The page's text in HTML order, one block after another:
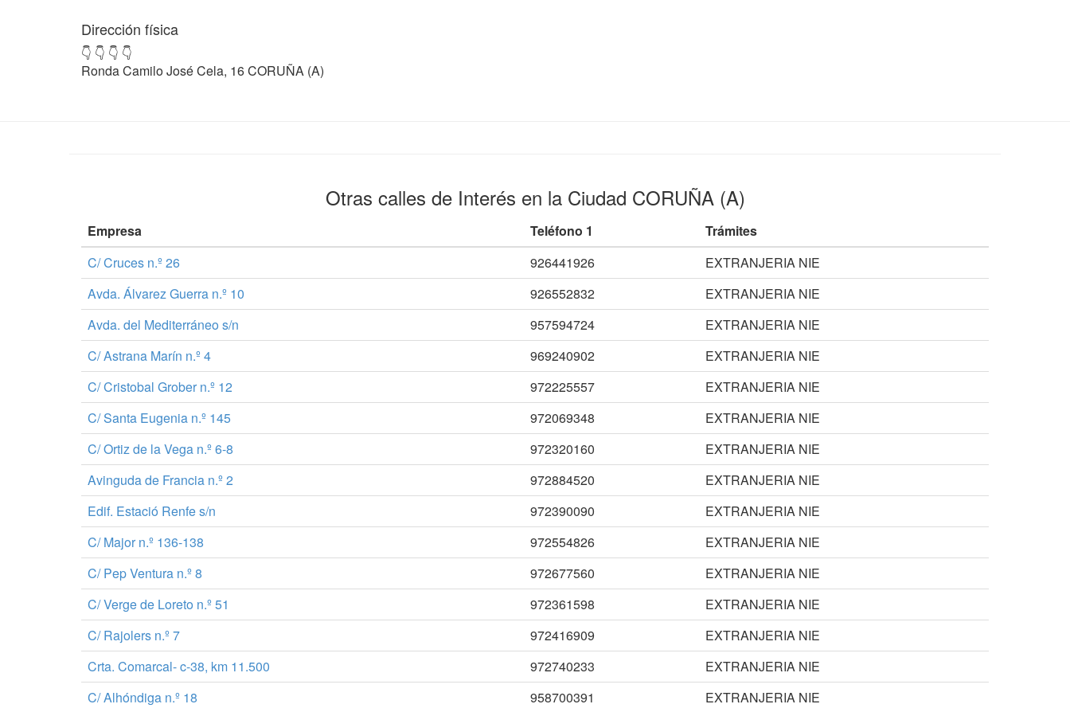
Dirección física
👇 👇 👇 👇
Ronda Camilo José Cela, 16 CORUÑA (A)
Otras calles de Interés en la Ciudad CORUÑA (A)
Empresa Teléfono 1
Trámites
C/ Cruces n.º 26
926441926
EXTRANJERIA NIE
Avda. Álvarez Guerra n.º 10
926552832
EXTRANJERIA NIE
Avda. del Mediterráneo s/n
957594724
EXTRANJERIA NIE
C/ Astrana Marín n.º 4
969240902
EXTRANJERIA NIE
C/ Cristobal Grober n.º 12
972225557
EXTRANJERIA NIE
C/ Santa Eugenia n.º 145
972069348
EXTRANJERIA NIE
C/ Ortiz de la Vega n.º 6-8
972320160
EXTRANJERIA NIE
Avinguda de Francia n.º 2
972884520
EXTRANJERIA NIE
Edif. Estació Renfe s/n
972390090
EXTRANJERIA NIE
C/ Major n.º 136-138
972554826
EXTRANJERIA NIE
C/ Pep Ventura n.º 8
972677560
EXTRANJERIA NIE
C/ Verge de Loreto n.º 51
972361598
EXTRANJERIA NIE
C/ Rajolers n.º 7
972416909
EXTRANJERIA NIE
Crta. Comarcal- c-38, km 11.500
972740233
EXTRANJERIA NIE
C/ Alhóndiga n.º 18
958700391 EXTRANJERIA NIE